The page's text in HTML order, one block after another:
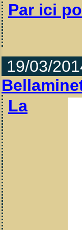
Par ici
19/03/
La